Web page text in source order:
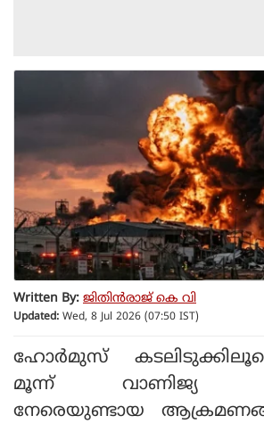
Written By: ജിതിൻരാജ് കെ വി
Updated: Wed, 8 Jul 2026 (07:50 IST)
ഹോര്‍മുസ്
മൂന്ന് വാണിജ്യ
നേരെയുണ്ടായ